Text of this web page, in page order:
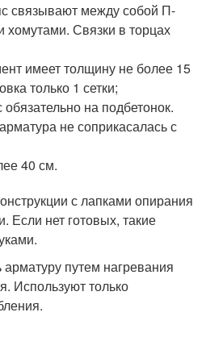
связывают между собой П-
Связки в торцах
имеет толщину не более 15
только 1 сетки;
на подбетонок.
не соприкасалась с
40 см.
с лапками опирания
Если нет готовых, такие
арматуру путем нагревания
Используют только